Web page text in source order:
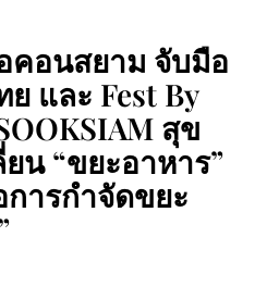
คอนสยาม จับมือ
และ Fest By
สุข
น “ขยะอาหาร”
การกำจัดขยะ